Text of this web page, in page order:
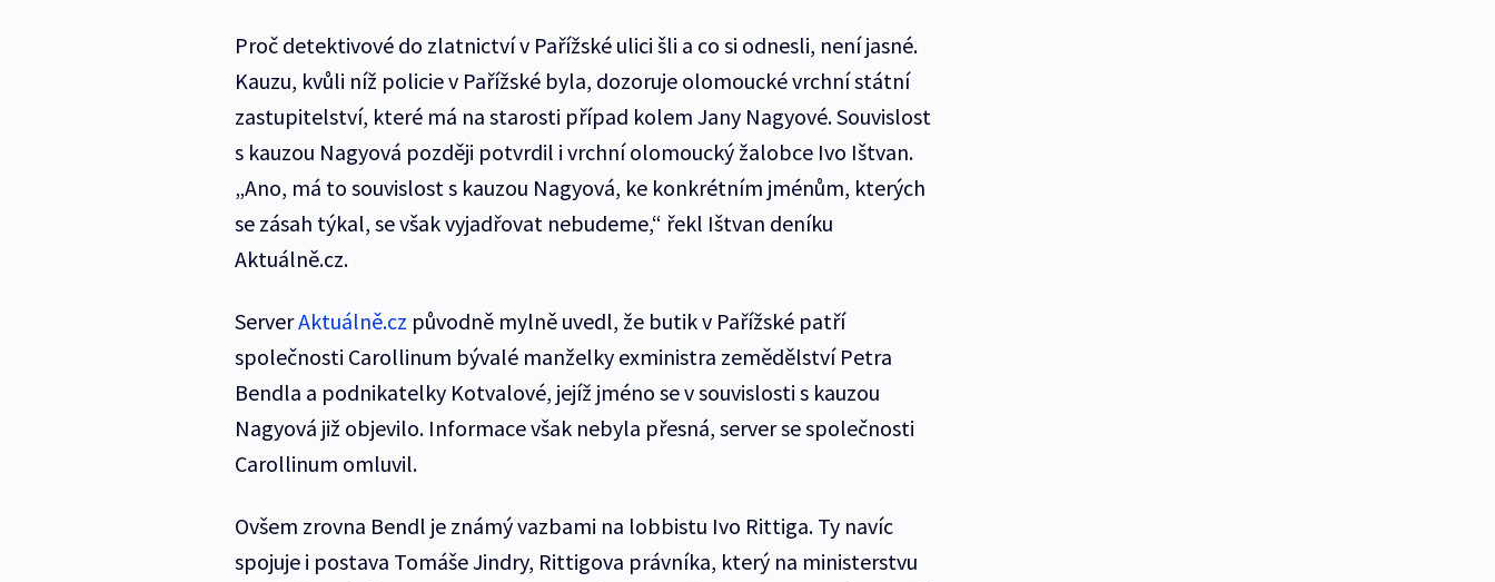
Proč detektivové do zlatnictví v Pařížské ulici šli a co si odnesli, není jasné.
Kauzu, kvůli níž policie v Pařížské byla, dozoruje olomoucké vrchní státní
zastupitelství, které má na starosti případ kolem Jany Nagyové. Souvislost
s kauzou Nagyová později potvrdil i vrchní olomoucký žalobce Ivo Ištvan.
„Ano, má to souvislost s kauzou Nagyová, ke konkrétním jménům, kterých
se zásah týkal, se však vyjadřovat nebudeme,“ řekl Ištvan deníku
Aktuálně.cz.
ServerAktuálně.cz původně mylně uvedl, že butik v Pařížské patří
společnosti Carollinum bývalé manželky exministra zemědělství Petra
Bendla a podnikatelky Kotvalové, jejíž jméno se v souvislosti s kauzou
Nagyová již objevilo. Informace však nebyla přesná, server se společnosti
Carollinum omluvil.
Ovšem zrovna Bendl je známý vazbami na lobbistu Ivo Rittiga. Ty navíc
spojuje i postava Tomáše Jindry, Rittigova právníka, který na ministerstvu